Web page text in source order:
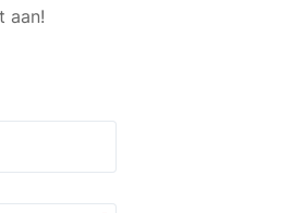
aan!